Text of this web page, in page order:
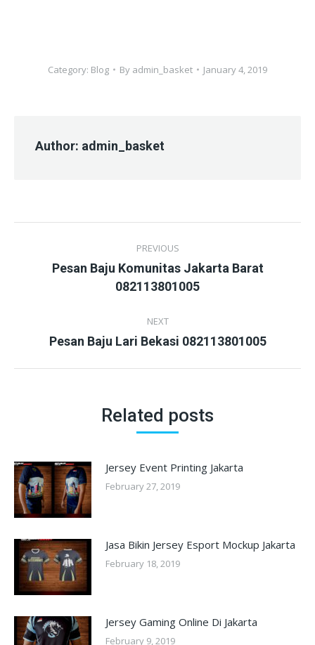
Category: Blog By admin_basket January 4, 2019
Author: admin_basket
navigation
PREVIOUS
Previous
post:
Pesan Baju Komunitas Jakarta Barat
082113801005
NEXT
Next
Pesan Baju Lari Bekasi 082113801005
Related posts
Jersey Event Printing Jakarta
February 27, 2019
Jasa Bikin Jersey Esport Mockup Jakarta
February 18, 2019
Jersey Gaming Online Di Jakarta
February 9, 2019